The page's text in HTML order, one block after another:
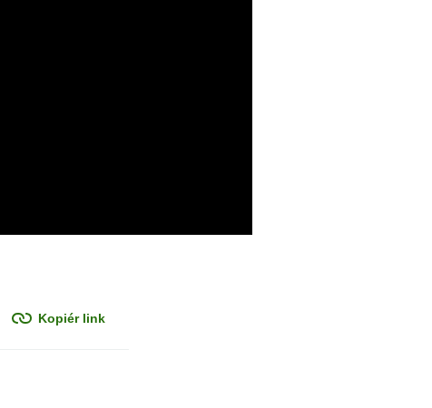
Kopiér link